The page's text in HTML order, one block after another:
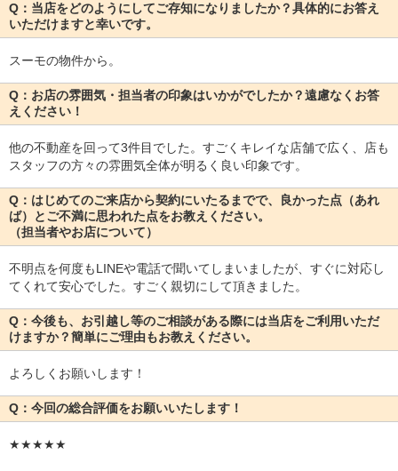
Q：当店をどのようにしてご存知になりましたか？具体的にお答え
いただけますと幸いです。
スーモの物件から。
Q：お店の雰囲気・担当者の印象はいかがでしたか？遠慮なくお答
えください！
他の不動産を回って3件目でした。すごくキレイな店舗で広く、店も
スタッフの方々の雰囲気全体が明るく良い印象です。
Q：はじめてのご来店から契約にいたるまでで、良かった点（あれ
ば）とご不満に思われた点をお教えください。
（担当者やお店について）
不明点を何度もLINEや電話で聞いてしまいましたが、すぐに対応し
てくれて安心でした。すごく親切にして頂きました。
Q：今後も、お引越し等のご相談がある際には当店をご利用いただ
けますか？簡単にご理由もお教えください。
よろしくお願いします！
Q：今回の総合評価をお願いいたします！
★★★★★